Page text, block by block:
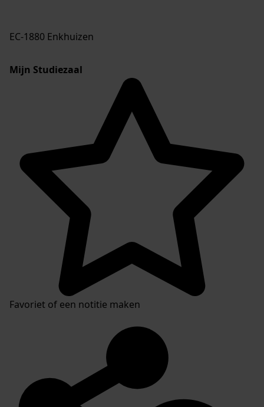
EC-1880 Enkhuizen
Mijn Studiezaal
Favoriet of een notitie maken